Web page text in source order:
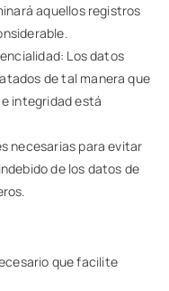
aquellos registros
Los datos
de tal manera que
integridad está
necesarias para evitar
de los datos de
que facilite